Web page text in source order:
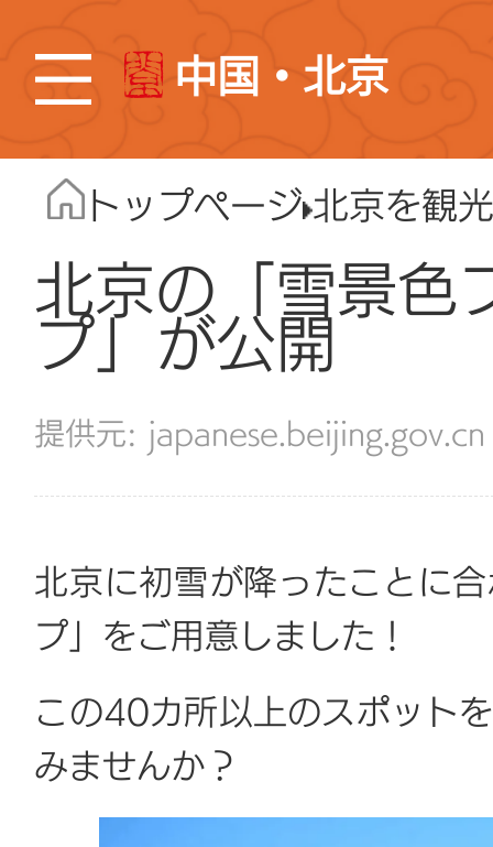
中国・北京
トップページ 北京を観
北京の「雪景色
プ」が公開
japanese.beijing.gov.cn
北京に初雪が降ったことに
プ」をご用意しました！
この40カ所以上のスポット
みませんか？